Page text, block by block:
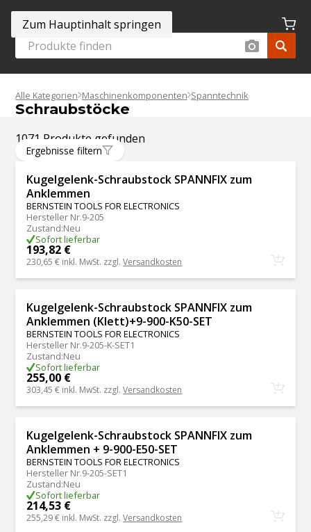
Zum Hauptinhalt springen
Alle Kategorien Maschinenkomponenten Spanntechnik
Schraubstöcke
1071 Produkte gefunden
Ergebnisse filtern
Kugelgelenk-Schraubstock SPANNFIX zum
Anklemmen
BERNSTEIN TOOLS FOR ELECTRONICS
Hersteller Nr.9-205
Zustand:Neu
Sofort lieferbar
193,82 €
230,65 € inkl. MwSt. zzgl.Versandkosten
Kugelgelenk-Schraubstock SPANNFIX zum
Anklemmen (Klett)+9-900-K50-SET
BERNSTEIN TOOLS FOR ELECTRONICS
Hersteller Nr.9-205-K-SET1
Zustand:Neu
Sofort lieferbar
255,00 €
303,45 € inkl. MwSt. zzgl.Versandkosten
Kugelgelenk-Schraubstock SPANNFIX zum
Anklemmen + 9-900-E50-SET
BERNSTEIN TOOLS FOR ELECTRONICS
Hersteller Nr.9-205-SET1
Zustand:Neu
Sofort lieferbar
214,53 €
255,29 € inkl. MwSt. zzgl.Versandkosten